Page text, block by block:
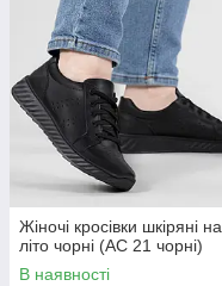
Жіночі кросівки шкіряні на
літо чорні (АС 21 чорні)
В наявності